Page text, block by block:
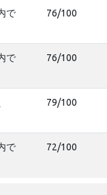
で 76/100
で 76/100
79/100
で 72/100